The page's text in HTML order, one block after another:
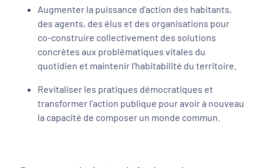
Augmenter la puissance d’action des habitants,
des agents, des élus et des organisations pour
co-construire collectivement des solutions
concrètes aux problématiques vitales du
quotidien et maintenir l’habitabilité du territoire.
Revitaliser les pratiques démocratiques et
transformer l’action publique pour avoir à nouveau
la capacité de composer un monde commun.